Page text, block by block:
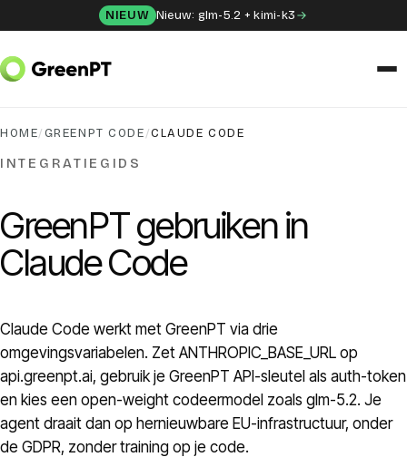
NIEUW Nieuw: glm-5.2 + kimi-k3
Chat
Frida
API
Models
HOME/GREENPT CODE/CLAUDE CODE
INTEGRATIEGIDS
GreenPT gebruiken in
Claude Code
Claude Code werkt met GreenPT via drie
omgevingsvariabelen. Zet ANTHROPIC_BASE_URL op
api.greenpt.ai, gebruik je GreenPT API-sleutel als auth-token
en kies een open-weight codeermodel zoals glm-5.2. Je
agent draait dan op hernieuwbare EU-infrastructuur, onder
de GDPR, zonder training op je code.